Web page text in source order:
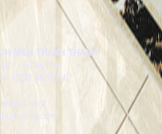
MEN THANH THANH
I - Đồng Nai
- 0251.3836550